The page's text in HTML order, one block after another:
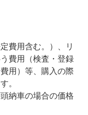
費用含む。）、リ
費用（検査・登録
用）等、購入の際
。
納車の場合の価格